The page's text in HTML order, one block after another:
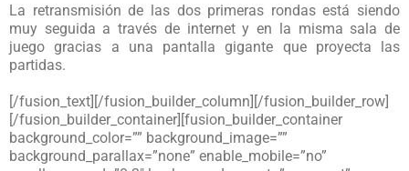
La retransmisión de las dos primeras rondas está siendo
muy seguida a través de internet y en la misma sala de
juego gracias a una pantalla gigante que proyecta las
partidas.
[/fusion_text][/fusion_builder_column][/fusion_builder_row]
[/fusion_builder_container][fusion_builder_container
background_color=”” background_image=””
background_parallax=”none” enable_mobile=”no”